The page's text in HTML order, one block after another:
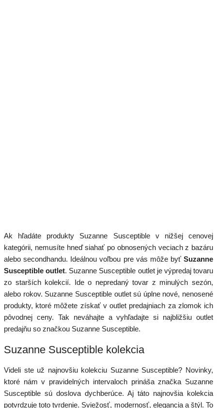
Ak hľadáte produkty Suzanne Susceptible v nižšej cenovej
kategórii, nemusíte hneď siahať po obnosených veciach z bazáru
alebo secondhandu. Ideálnou voľbou pre vás môže byť Suzanne
Susceptible outlet. Suzanne Susceptible outlet je výpredaj tovaru
zo starších kolekcií. Ide o nepredaný tovar z minulých sezón,
alebo rokov. Suzanne Susceptible outlet sú úplne nové, nenosené
produkty, ktoré môžete získať v outlet predajniach za zlomok ich
pôvodnej ceny. Tak neváhajte a vyhľadajte si najbližšiu outlet
predajňu so značkou Suzanne Susceptible.
Suzanne Susceptible kolekcia
Videli ste už najnovšiu kolekciu Suzanne Susceptible? Novinky,
ktoré nám v pravidelných intervaloch prináša značka Suzanne
Susceptible sú doslova dychberúce. Aj táto najnovšia kolekcia
potvrdzuje toto tvrdenie. Sviežosť, modernosť, elegancia a štýl. To